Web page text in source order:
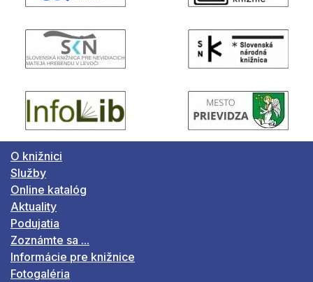
O knižnici
Služby
Online katalóg
Aktuality
Podujatia
Zoznámte sa ...
Informácie pre knižnice
Fotogaléria